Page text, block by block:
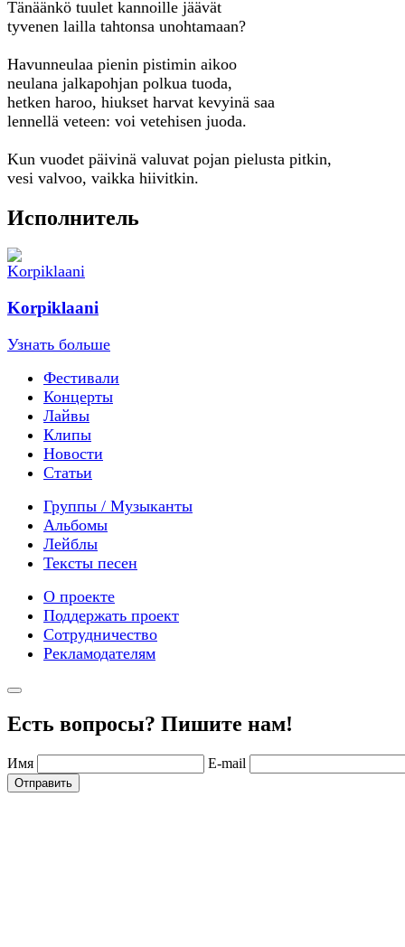
Tänäänkö tuulet kannoille jäävät
tyvenen lailla tahtonsa unohtamaan?
Havunneulaa pienin pistimin aikoo
neulana jalkapohjan polkua tuoda,
hetken haroo, hiukset harvat kevyinä saa
lennellä veteen: voi vetehisen juoda.
Kun vuodet päivinä valuvat pojan pielusta pitkin,
vesi valvoo, vaikka hiivitkin.
Исполнитель
Korpiklaani
Узнать больше
Фестивали
Концерты
Лайвы
Клипы
Новости
Статьи
Группы / Музыканты
Альбомы
Лейблы
Тексты песен
О проекте
Поддержать проект
Сотрудничество
Рекламодателям
Есть вопросы? Пишите нам!
Имя E-mail